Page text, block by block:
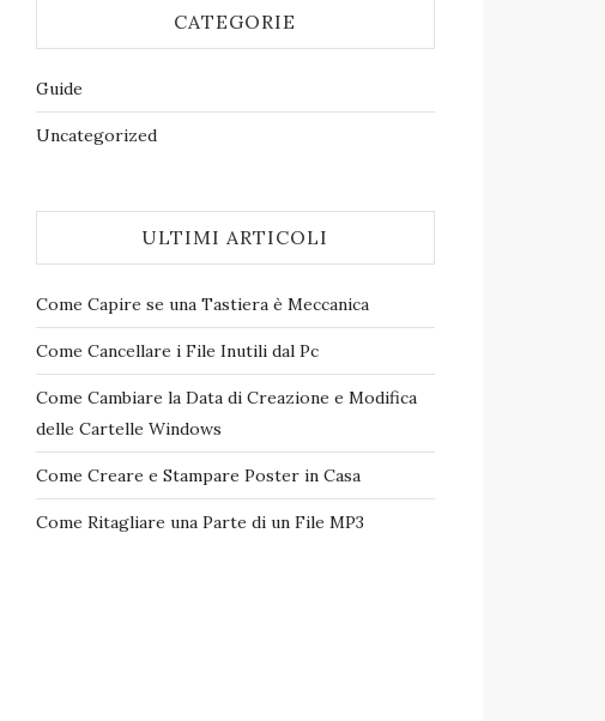
CATEGORIE
Guide
Uncategorized
ULTIMI ARTICOLI
Come Capire se una Tastiera è Meccanica
Come Cancellare i File Inutili dal Pc
Come Cambiare la Data di Creazione e Modifica
delle Cartelle Windows
Come Creare e Stampare Poster in Casa
Come Ritagliare una Parte di un File MP3